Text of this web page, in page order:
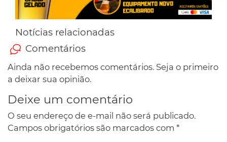
Notícias relacionadas
Comentários
Ainda não recebemos comentários. Seja o primeiro
a deixar sua opinião.
Deixe um comentário
O seu endereço de e-mail não será publicado.
Campos obrigatórios são marcados com *